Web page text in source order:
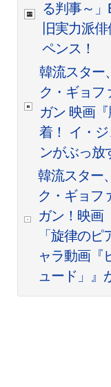
る判事～
旧実力派
ペンス！
韓流スター
ク・ギョフ
ガン 映画
着！ イ・
ンがぶっ放
韓流スター
ク・ギョフ
ガン！映画
「旋律の
ャラ動画『
ュード」』